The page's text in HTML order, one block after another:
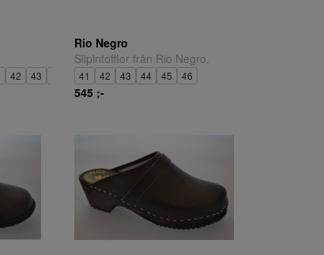
42 43 45 46
Rio Negro
Slipintofflor från Rio Negro.
41 42 43 44 45 46
545 ;-